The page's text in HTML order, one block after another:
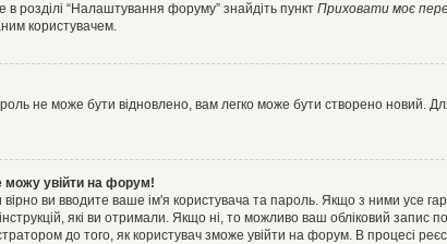
в розділі “Налаштування форуму” знайдіть пункт Приховати моє
користувачем.
не може бути відновлено, вам легко може бути створено новий.
можу увійти на форум!
ви вводите ваше ім'я користувача та пароль. Якщо з ними усе
які ви отримали. Якщо ні, то можливо ваш обліковий запис
до того, як користувач зможе увійти на форум. В процесі